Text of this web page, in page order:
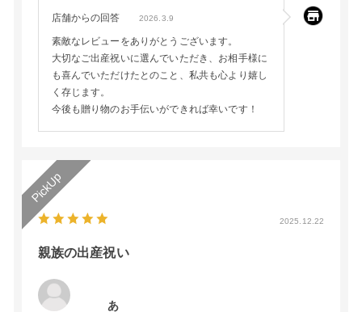
店舗からの回答 2026.3.9
素敵なレビューをありがとうございます。
大切なご出産祝いに選んでいただき、お相手様に
も喜んでいただけたとのこと、私共も心より嬉し
く存じます。
今後も贈り物のお手伝いができれば幸いです！
2025.12.22
親族の出産祝い
あ